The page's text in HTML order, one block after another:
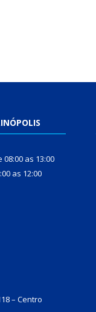
as 13:00
as 12:00
– Centro